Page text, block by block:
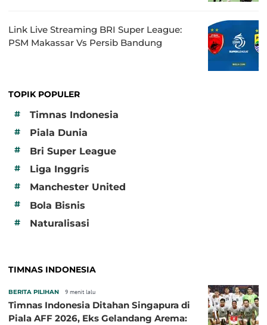
Link Live Streaming BRI Super League:
PSM Makassar Vs Persib Bandung
TOPIK POPULER
#
Timnas Indonesia
# Piala Dunia
# Bri Super League
# Liga Inggris
# Manchester United
# Bola Bisnis
# Naturalisasi
TIMNAS INDONESIA
BERITA PILIHAN 9 menit lalu
Timnas Indonesia Ditahan Singapura di
Piala AFF 2026, Eks Gelandang Arema: